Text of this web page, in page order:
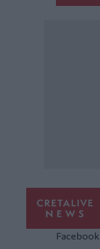
Facebook